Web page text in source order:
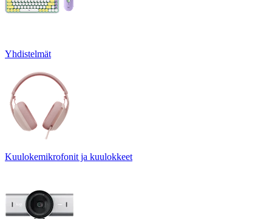
Yhdistelmät
Kuulokemikrofonit ja kuulokkeet